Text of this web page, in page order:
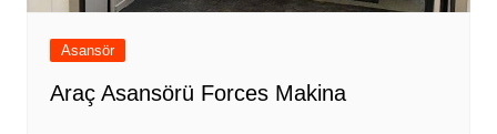
Asansör
Araç Asansörü Forces Makina